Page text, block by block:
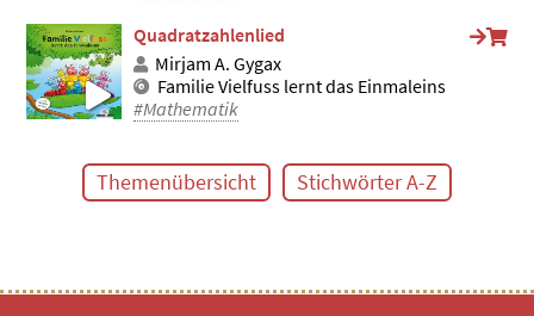
Quadratzahlenlied
Mirjam A. Gygax
Familie Vielfuss lernt das Einmaleins
#Mathematik
Themenübersicht Stichwörter A-Z